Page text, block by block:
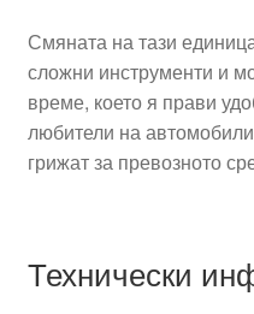
Смяната на тази
сложни инструменти и
време, което я прави
любители на
грижат за превозното
Технически